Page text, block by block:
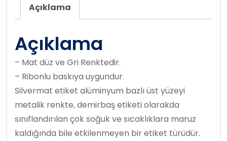
Açıklama
Açıklama
– Mat düz ve Gri Renktedir.
– Ribonlu baskıya uygundur.
Silvermat etiket alüminyum bazlı üst yüzeyi
metalik renkte, demirbaş etiketi olarakda
sınıflandırılan çok soğuk ve sıcaklıklara maruz
kaldığında bile etkilenmeyen bir etiket türüdür.